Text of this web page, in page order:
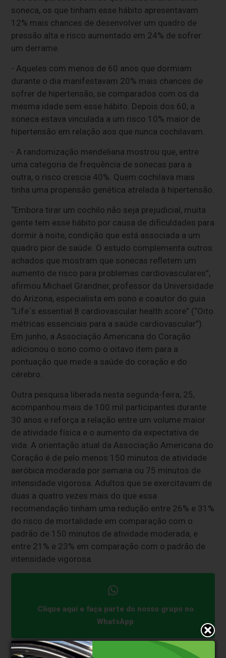
soneca, os que tinham esse hábito apresentavam
12% mais chances de desenvolver um quadro de
pressão alta e risco aumentado em 24% de sofrer
um derrame.
- Aqueles com menos de 60 anos que dormiam
durante o dia manifestavam 20% mais chances de
sofrer de hipertensão, se comparados com os da
mesma idade sem esse hábito. Depois dos 60, a
soneca estava vinculada a um risco 10% maior de
hipertensão em relação aos que nunca cochilavam.
- A randomização mendeliana mostrou que, entre
uma categoria de frequência de sonecas para a
outra, o risco crescia 40%. Quem cochilava mais
tinha uma propensão genética atrelada à hipertensão.
“Embora tirar um cochilo não seja prejudicial, muita
gente tem esse hábito por causa de dificuldades para
dormir à noite, condição que está associada a um
quadro pior de saúde. O estudo complementa outros
achados que mostram que sonecas refletem um
aumento de risco para problemas cardiovasculares”,
afirmou Michael Grandner, professor da Universidade
do Arizona, especialista em sono e coautor do guia
“Life´s essential 8 cardiovascular health score” (“Oito
métricas essenciais para a saúde cardiovascular”).
Em junho, a Associação Americana do Coração
adicionou o sono como o oitavo item para a
pontuação que mede a saúde do coração e do
cérebro.
Outra pesquisa liberada nesta segunda-feira, 25,
acompanhou mais de 100 mil participantes durante
30 anos e reforça a relação entre um volume maior
de atividade física e o aumento da expectativa de
vida. A orientação atual da Associação Americana do
Coração é de pelo menos 150 minutos de atividade
aeróbica moderada por semana ou 75 minutos de
intensidade vigorosa. Adultos que se exercitavam de
duas a quatro vezes mais do que essa
recomendação tinham uma redução entre 26% e 31%
do risco de mortalidade em comparação com o
padrão de 150 minutos de atividade moderada, e
entre 21% e 23% em comparação com o padrão de
intensidade vigorosa.
Clique aqui e faça parte do nosso grupo no
WhatsApp